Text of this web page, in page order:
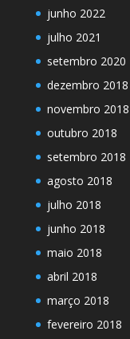
junho 2022
julho 2021
setembro 2020
dezembro 2018
novembro 2018
outubro 2018
setembro 2018
agosto 2018
julho 2018
junho 2018
maio 2018
abril 2018
março 2018
fevereiro 2018